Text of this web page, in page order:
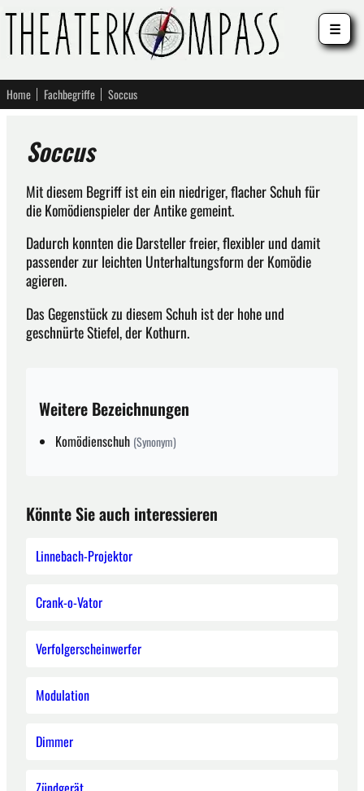
Home Fachbegriffe Soccus
Soccus
Mit diesem Begriff ist ein ein niedriger, flacher Schuh für
die Komödienspieler der Antike gemeint.
Dadurch konnten die Darsteller freier, flexibler und damit
passender zur leichten Unterhaltungsform der Komödie
agieren.
Das Gegenstück zu diesem Schuh ist der hohe und
geschnürte Stiefel, der Kothurn.
Weitere Bezeichnungen
Komödienschuh (Synonym)
Könnte Sie auch interessieren
Linnebach-Projektor
Crank-o-Vator
Verfolgerscheinwerfer
Modulation
Dimmer
☰